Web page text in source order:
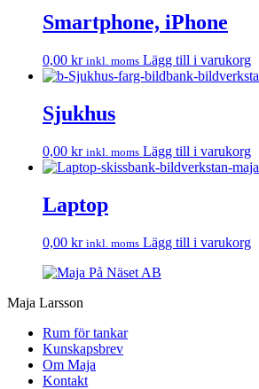
Smartphone, iPhone
0,00 kr inkl. moms Lägg till i varukorg
Sjukhus
0,00 kr inkl. moms Lägg till i varukorg
Laptop
0,00 kr inkl. moms Lägg till i varukorg
Maja Larsson
Rum för tankar
Kunskapsbrev
Om Maja
Kontakt